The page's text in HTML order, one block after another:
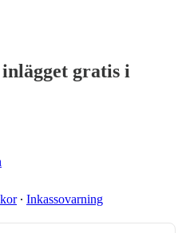
gratis i
∙ Inkassovarning